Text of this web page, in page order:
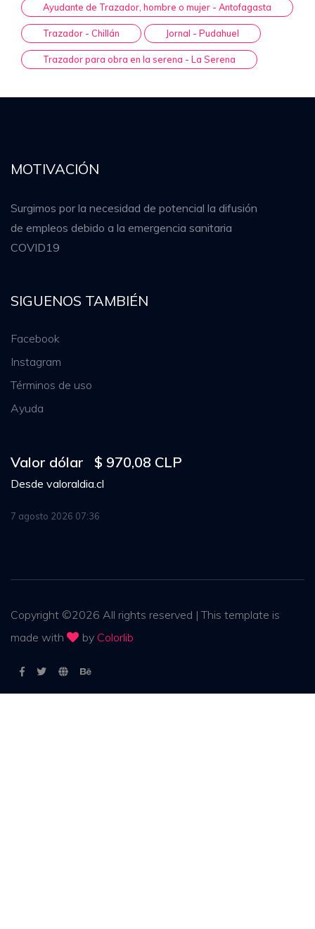
Ayudante de Trazador, hombre o mujer - Antofagasta
Trazador - Chillán Jornal - Pudahuel
Trazador para obra en la serena - La Serena
MOTIVACIÓN
Surgimos por la necesidad de potencial la difusión
de empleos debido a la emergencia sanitaria
COVID19
SIGUENOS TAMBIÉN
Facebook
Instagram
Términos de uso
Ayuda
Valor dólar $ 970,08 CLP
Desde valoraldia.cl
7 agosto 2026 07:36
Copyright ©2026 All rights reserved | This template is
made with
by Colorlib